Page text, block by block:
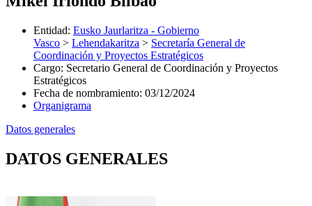
Entidad: Eusko Jaurlaritza - Gobierno
Vasco > Lehendakaritza > Secretaría General de
Coordinación y Proyectos Estratégicos
Cargo: Secretario General de Coordinación y Proyectos
Estratégicos
Fecha de nombramiento: 03/12/2024
Organigrama
Datos generales
DATOS GENERALES